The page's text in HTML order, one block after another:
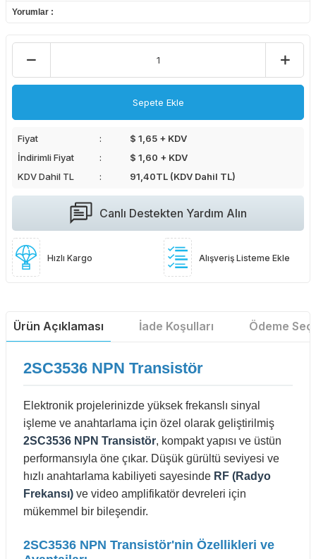
Yorumlar
Sepete Ekle
Fiyat
$ 1,65 + KDV
İndirimli Fiyat
$ 1,60 + KDV
KDV Dahil TL
91,40TL (KDV Dahil TL)
Canlı Destekten Yardım Alın
Hızlı Kargo Alışveriş Listeme Ekle
Ürün Açıklaması İade Koşulları Ödeme
2SC3536 NPN Transistör
Elektronik projelerinizde yüksek frekanslı sinyal
işleme ve anahtarlama için özel olarak geliştirilmiş
2SC3536 NPN Transistör, kompakt yapısı ve üstün
performansıyla öne çıkar. Düşük gürültü seviyesi ve
hızlı anahtarlama kabiliyeti sayesinde RF (Radyo
Frekansı) ve video amplifikatör devreleri için
mükemmel bir bileşendir.
2SC3536 NPN Transistör'nin Özellikleri ve